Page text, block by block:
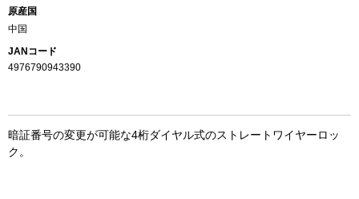
原産国
中国
JANコード
4976790943390
暗証番号の変更が可能な4桁ダイヤル式のストレートワイヤーロッ
ク。